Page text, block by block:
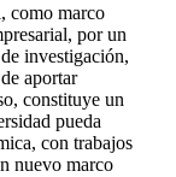
como marco
por un
investigación,
aportar
constituye un
pueda
con trabajos
nuevo marco